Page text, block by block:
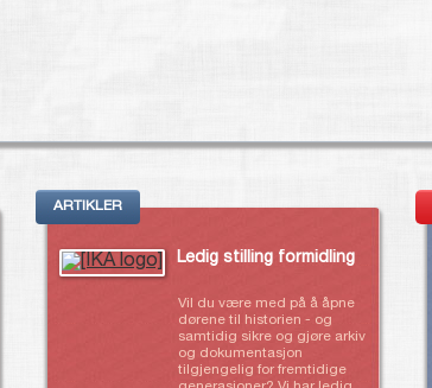
ARTIKLER
Ledig stilling formidling
Vil du være med på å åpne
dørene til historien - og
samtidig sikre og gjøre arkiv
og dokumentasjon
tilgjengelig for fremtidige